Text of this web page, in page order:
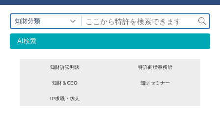
プ
知財分類
検
索
AI検索
知財訴訟判決 特許商標事務所
知財＆CEO 知財セミナー
IP求職・求人